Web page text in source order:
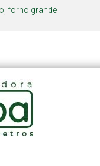
forno grande